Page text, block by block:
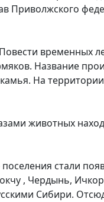
Приволжского
временных
Название
На
животных
стали
, Чердынь, Ичкор
Сибири.